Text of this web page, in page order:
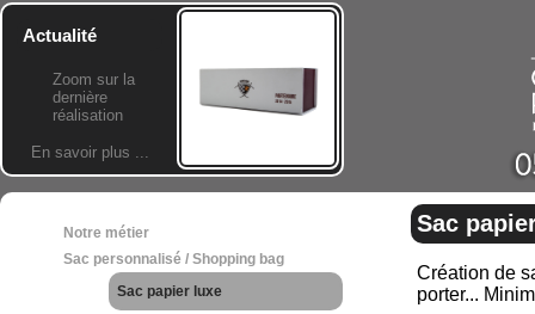
Actualité
Zoom sur la
dernière
réalisation
En savoir plus ...
Notre métier
Sac personnalisé / Shopping bag
Sac papier luxe
Sac
Création de
porter...